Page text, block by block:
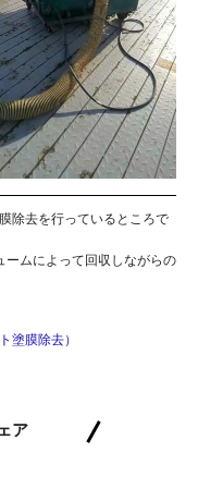
除去を行っているところで
ームによって回収しながらの
塗膜除去）
ア